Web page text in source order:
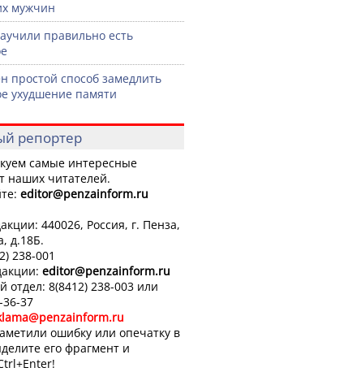
мужчин
правильно есть
простой способ замедлить
ухудшение памяти
репортер
самые интересные
наших читателей.
editor@penzainform.ru
440026, Россия, г. Пенза,
д.18Б.
238-001
editor@penzainform.ru
отдел: 8(8412) 238-003 или
36-37
ошибку или опечатку в
его фрагмент и